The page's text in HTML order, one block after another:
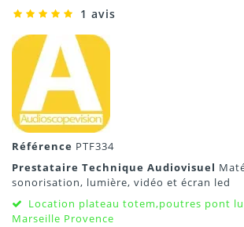
1 avis
Référence PTF334
Prestataire Technique Audiovisuel
sonorisation, lumière, vidéo et écran led
Location plateau totem,poutres pont
Marseille Provence